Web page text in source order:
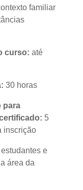
familiar
curso: até
30 horas
para
5
inscrição
estudantes e
área da